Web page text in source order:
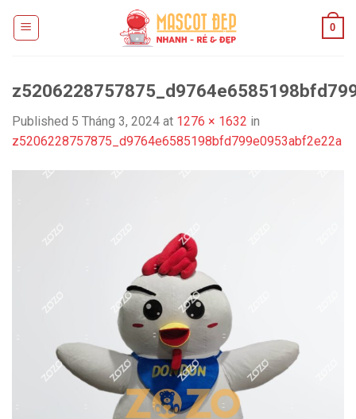
0
Published 5 Tháng 3, 2024 at 1276 × 1632 in
z5206228757875_d9764e6585198bfd799e0953abf2e22a